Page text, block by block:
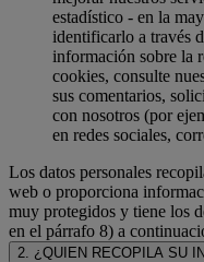
estadístico - en la
identificarlo a través
información sobre la
cookies, consulte
sus comentarios,
con nosotros (por
en redes sociales,
Los datos personales
web o proporciona
muy protegidos y tiene los
en el párrafo 8) a
2. ¿QUIEN RECOPILA SU